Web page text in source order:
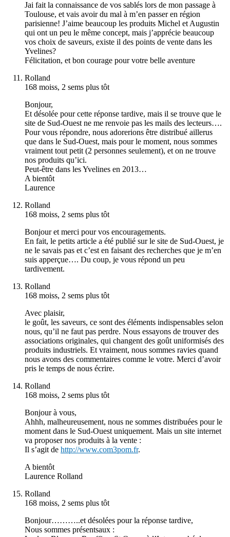
Jai fait la connaissance de vos sablés lors de mon passage à
Toulouse, et vais avoir du mal à m’en passer en région
parisienne! J’aime beaucoup les produits Michel et Augustin
qui ont un peu le même concept, mais j’apprécie beaucoup
vos choix de saveurs, existe il des points de vente dans les
Yvelines?
Félicitation, et bon courage pour votre belle aventure
Rolland
168 moiss, 2 sems plus tôt
Bonjour,
Et désolée pour cette réponse tardive, mais il se trouve que le
site de Sud-Ouest ne me renvoie pas les mails des lecteurs….
Pour vous répondre, nous adorerions être distribué aillerus
que dans le Sud-Ouest, mais pour le moment, nous sommes
vraiment tout petit (2 personnes seulement), et on ne trouve
nos produits qu’ici.
Peut-être dans les Yvelines en 2013…
A bientôt
Laurence
Rolland
168 moiss, 2 sems plus tôt
Bonjour et merci pour vos encouragements.
En fait, le petits article a été publié sur le site de Sud-Ouest, je
ne le savais pas et c’est en faisant des recherches que je m’en
suis apperçue…. Du coup, je vous répond un peu
tardivement.
Rolland
168 moiss, 2 sems plus tôt
Avec plaisir,
le goût, les saveurs, ce sont des éléments indispensables selon
nous, qu’il ne faut pas perdre. Nous essayons de trouver des
associations originales, qui changent des goût uniformisés des
produits industriels. Et vraiment, nous sommes ravies quand
nous avons des commentaires comme le votre. Merci d’avoir
pris le temps de nous écrire.
Rolland
168 moiss, 2 sems plus tôt
Bonjour à vous,
Ahhh, malheureusement, nous ne sommes distribuées pour le
moment dans le Sud-Ouest uniquement. Mais un site internet
va proposer nos produits à la vente :
Il s’agit de http://www.com3pom.fr.
A bientôt
Laurence Rolland
Rolland
168 moiss, 2 sems plus tôt
Bonjour………..et désolées pour la réponse tardive,
Nous sommes présentsaux :